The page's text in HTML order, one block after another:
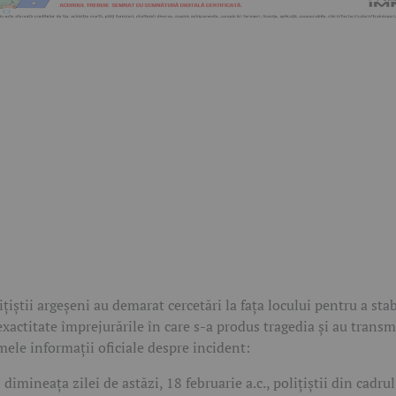
argeșeni au demarat cercetări la fața locului pentru a
împrejurările în care s-a produs tragedia și au
informații oficiale despre incident:
zilei de astăzi, 18 februarie a.c., polițiștii din cadrul